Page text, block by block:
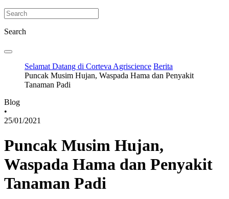
Search
Selamat Datang di Corteva Agriscience Berita
Puncak Musim Hujan, Waspada Hama dan Penyakit
Tanaman Padi
Blog
•
25/01/2021
Puncak Musim Hujan,
Waspada Hama dan Penyakit
Tanaman Padi